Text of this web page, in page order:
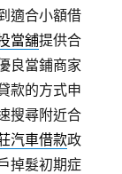
適合小額借
當舖提供合
良當鋪商家
款的方式申
搜尋附近合
汽車借款政
掉髮初期症